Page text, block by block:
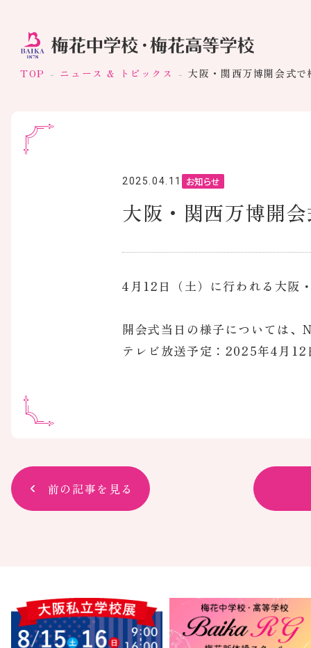
TOP ニュース & トピックス 大阪・関西万博開会式
2025.04.11 お知らせ
大阪・関西万博開
4月12日（土）に行われる大阪
開会式当日の様子については
テレビ放送予定：2025年4月
前の記事を見る